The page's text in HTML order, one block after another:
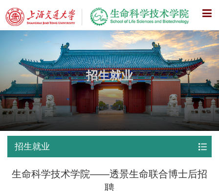
X
招生就业
招生就业
生命科学技术学院——透景生命联合博士后招
聘